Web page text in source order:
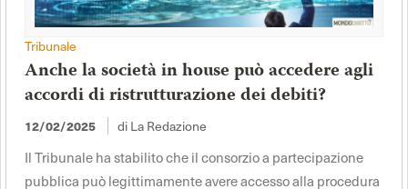
Tribunale
Anche la società in house può accedere agli
accordi di ristrutturazione dei debiti?
12/02/2025 di La Redazione
Il Tribunale ha stabilito che il consorzio a partecipazione
pubblica può legittimamente avere accesso alla procedura